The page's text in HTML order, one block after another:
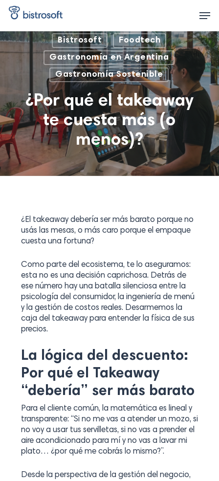
Skip
content
Bistrosoft
Foodtech
Gastronomía en Argentina
Gastronomía Sostenible
¿Por qué el takeaway
te cuesta más (o
menos)?
¿El takeawaydebería ser más barato porque no
usás las mesas, o más caro porque el empaque
cuesta una fortuna?
Como parte del ecosistema, te lo aseguramos:
esta no es una decisión caprichosa. Detrás de
ese número hay una batalla silenciosa entre la
psicología del consumidor, la ingeniería de menú
y la gestión de costos reales. Desarmemos la
caja del takeawaypara entender la física de sus
precios.
La lógica del descuento:
Por qué el Takeaway
“debería” ser más barato
Para el cliente común, la matemática es lineal y
transparente: “Si no me vas a atender un mozo, si
no voy a usar tus servilletas, si no vas a prender el
aire acondicionado para mí y no vas a lavar mi
plato… ¿por qué me cobrás lo mismo?”.
Desde la perspectiva de la gestión del negocio,